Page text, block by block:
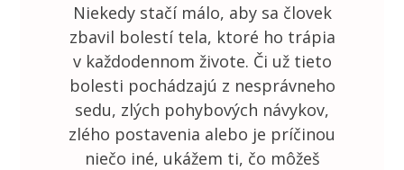
Niekedy stačí málo, aby sa človek
zbavil bolestí tela, ktoré ho trápia
v každodennom živote. Či už tieto
bolesti pochádzajú z nesprávneho
sedu, zlých pohybových návykov,
zlého postavenia alebo je príčinou
niečo iné, ukážem ti, čo môžeš